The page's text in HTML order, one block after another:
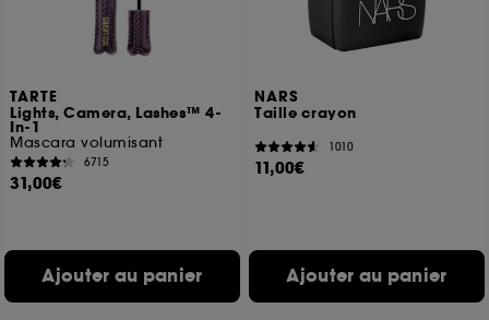
TARTE
Lights, Camera, Lashes™ 4-
In-1
Mascara volumisant
6715
31,00€
Ajouter au panier
NARS
Taille crayon
1010
11,00€
Ajouter au panier